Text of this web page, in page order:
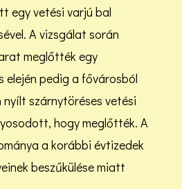
egy vetési varjú bal
A vizsgálat során
meglőtték egy
elején pedig a fővárosból
nyílt szárnytöréses vetési
hogy meglőtték. A
a korábbi évtizedek
beszűkülése miatt